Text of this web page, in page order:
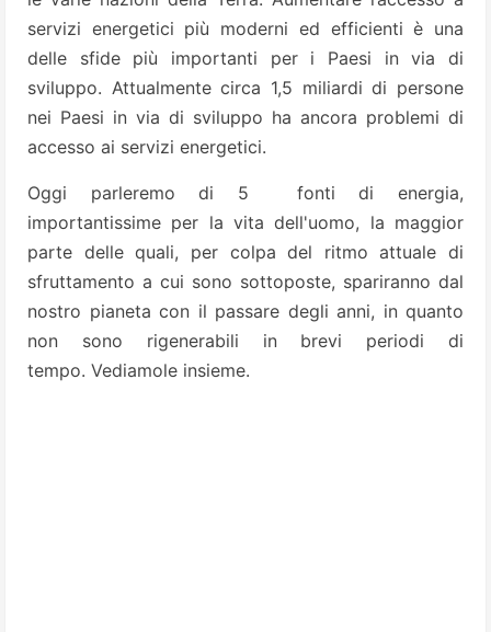
servizi energetici più moderni ed efficienti è una
delle sfide più importanti per i Paesi in via di
sviluppo. Attualmente circa 1,5 miliardi di persone
nei Paesi in via di sviluppo ha ancora problemi di
accesso ai servizi energetici.
Oggi parleremo di 5 fonti di energia,
importantissime per la vita dell'uomo, la maggior
parte delle quali, per colpa del ritmo attuale di
sfruttamento a cui sono sottoposte, spariranno dal
nostro pianeta con il passare degli anni, in quanto
non sono rigenerabili in brevi periodi di
tempo. Vediamole insieme.